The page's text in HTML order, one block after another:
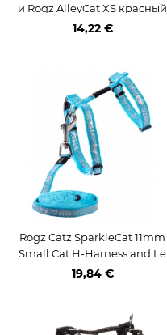
и Rogz AlleyCat XS красный
14,22 €
Rogz Catz SparkleCat 11mm
Small Cat H-Harness and Le
ad Combination, Turquoise
19,84 €